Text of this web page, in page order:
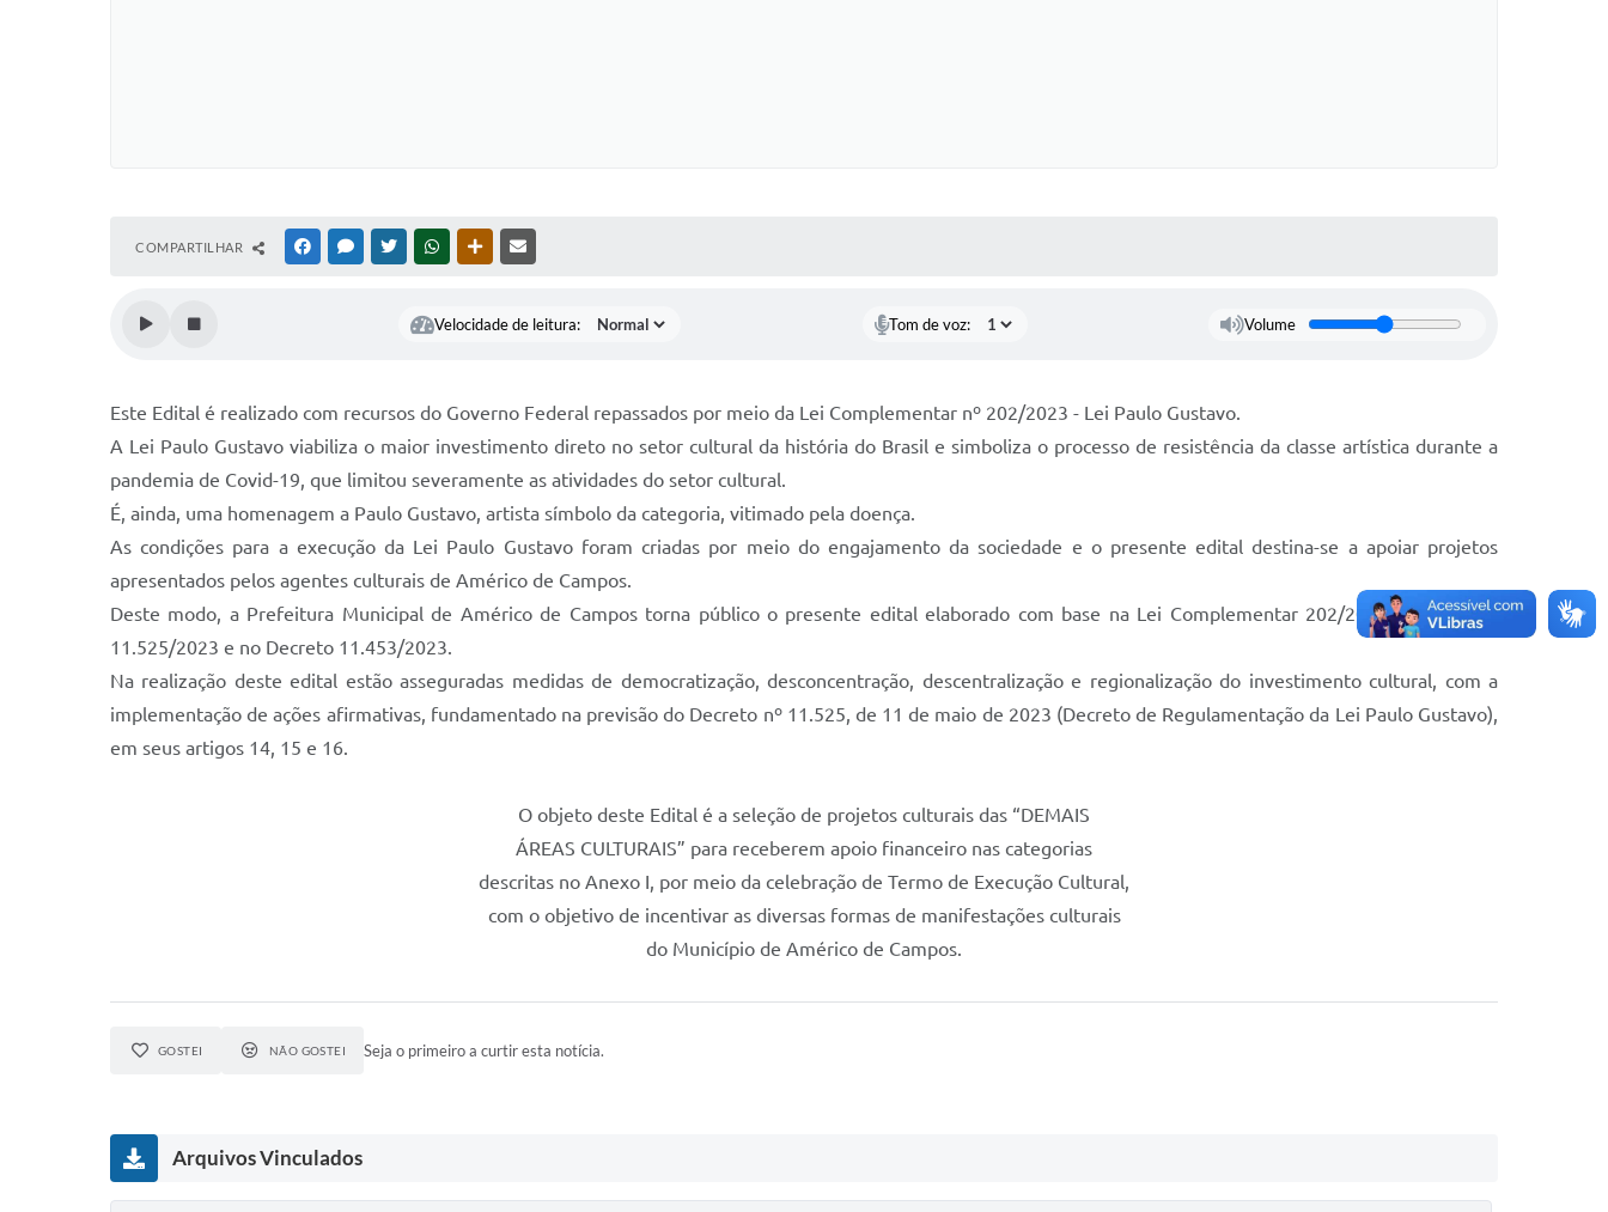
COMPARTILHAR FACEBOOKMESSENGER
TWITTERWHATSAPPOUTRAS MÍDIAS
Velocidade de leitura: Tom de voz: Volume
Este Edital é realizado com recursos do Governo Federal repassados por meio da Lei Complementar nº 202/2023 - Lei Paulo Gustavo.
A Lei Paulo Gustavo viabiliza o maior investimento direto no setor cultural da história do Brasil e simboliza o processo de resistência da classe artística durante a
pandemia de Covid-19, que limitou severamente as atividades do setor cultural.
É, ainda, uma homenagem a Paulo Gustavo, artista símbolo da categoria, vitimado pela doença.
As condições para a execução da Lei Paulo Gustavo foram criadas por meio do engajamento da sociedade e o presente edital destina-se a apoiar projetos
apresentados pelos agentes culturais de Américo de Campos.
Deste modo, a Prefeitura Municipal de Américo de Campos torna público o presente edital elaborado com base na Lei Complementar 202/2023, no Decreto
11.525/2023 e no Decreto 11.453/2023.
Na realização deste edital estão asseguradas medidas de democratização, desconcentração, descentralização e regionalização do investimento cultural, com a
implementação de ações afirmativas, fundamentado na previsão do Decreto nº 11.525, de 11 de maio de 2023 (Decreto de Regulamentação da Lei Paulo Gustavo),
em seus artigos 14, 15 e 16.
O objeto deste Edital é a seleção de projetos culturais das “DEMAIS
ÁREAS CULTURAIS” para receberem apoio financeiro nas categorias
descritas no Anexo I, por meio da celebração de Termo de Execução Cultural,
com o objetivo de incentivar as diversas formas de manifestações culturais
do Município de Américo de Campos.
GOSTEI NÃO GOSTEI Seja o primeiro a curtir esta notícia.
Arquivos Vinculados